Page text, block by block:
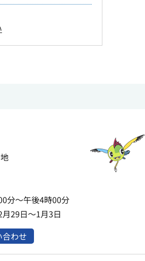
分～午後4時00分
29日～1月3日
合わせ